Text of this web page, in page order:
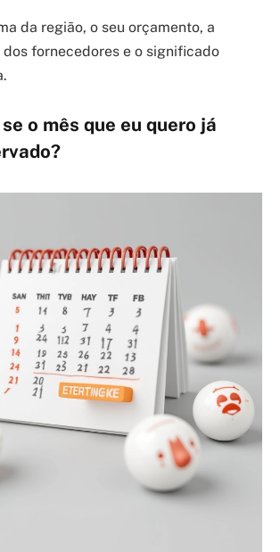
da região, o seu orçamento, a
fornecedores e o significado
o mês que eu quero já